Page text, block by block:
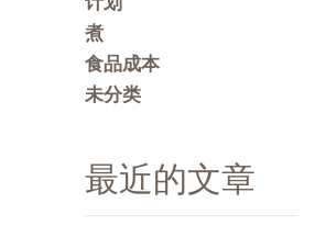
煮
食品成本
未分类
最近的文章